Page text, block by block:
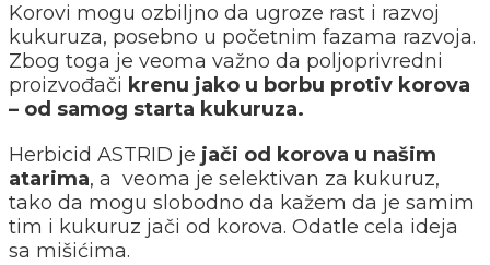
Korovi mogu ozbiljno da ugroze rast i razvoj
kukuruza, posebno u početnim fazama razvoja.
Zbog toga je veoma važno da poljoprivredni
proizvođači krenu jako u borbu protiv korova
– od samog starta kukuruza.
Herbicid ASTRID je jači od korova u našim
atarima, a veoma je selektivan za kukuruz,
tako da mogu slobodno da kažem da je samim
tim i kukuruz jači od korova. Odatle cela ideja
sa mišićima.